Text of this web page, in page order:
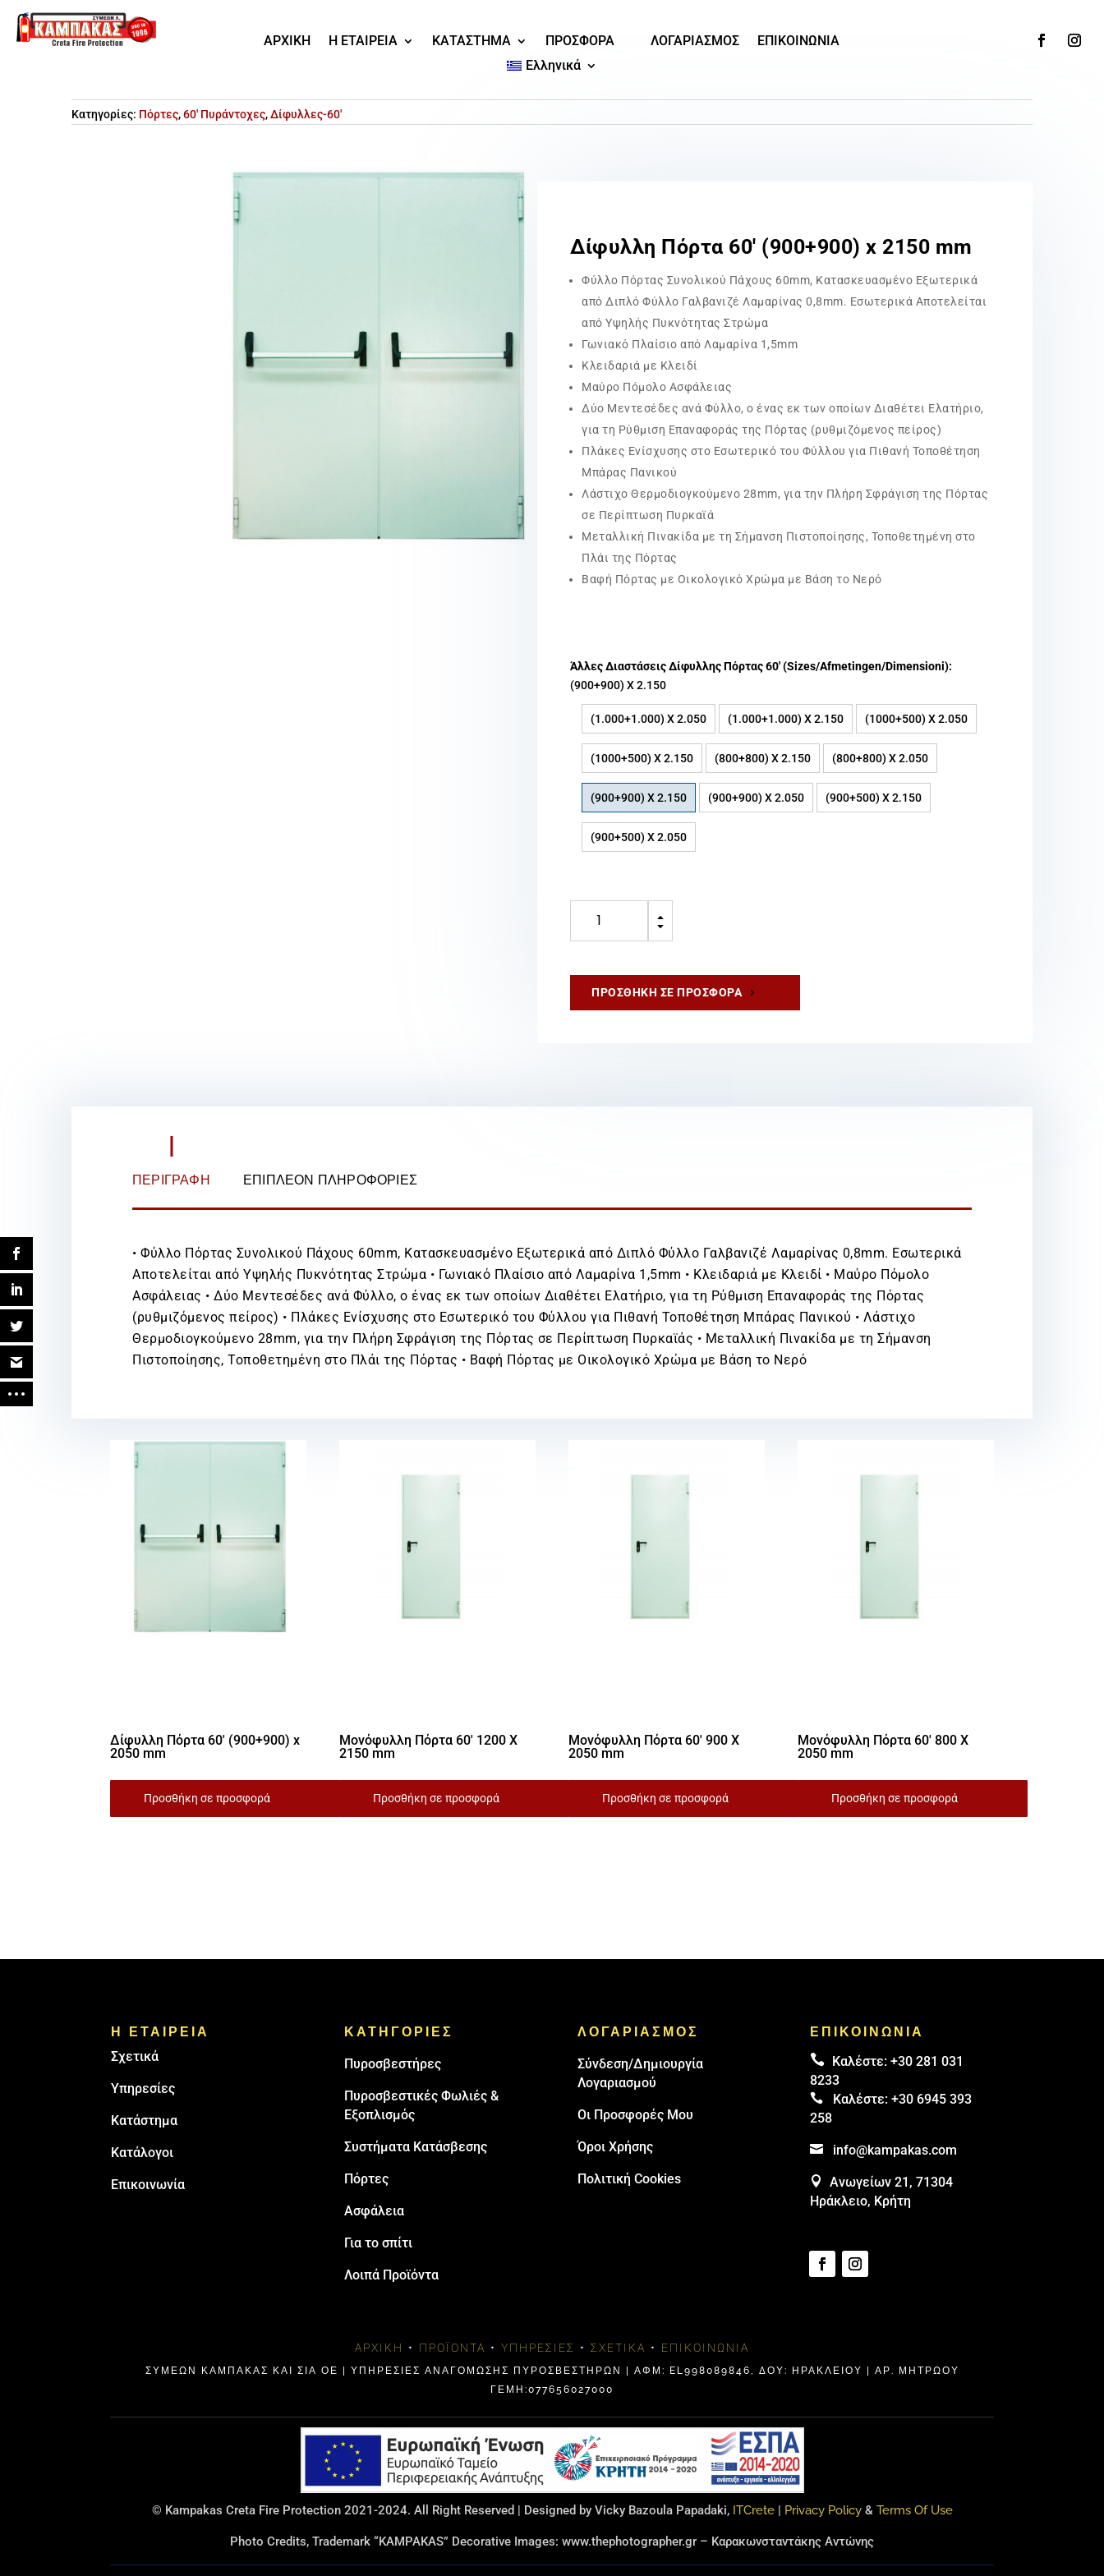
ΑΡΧΙΚΗ Η ΕΤΑΙΡΕΙΑ ΚΑΤΑΣΤΗΜΑ ΠΡΟΣΦΟΡΑ ΛΟΓΑΡΙΑΣΜΟΣ
ΕΠΙΚΟΙΝΩΝΙΑ
Ελληνικά
Κατηγορίες: Πόρτες,60' Πυράντοχες,Δίφυλλες-60'
Δίφυλλη Πόρτα 60′ (900+900) x 2150 mm
Φύλλο Πόρτας Συνολικού Πάχους 60mm, Κατασκευασμένο Εξωτερικά
από Διπλό Φύλλο Γαλβανιζέ Λαμαρίνας 0,8mm. Εσωτερικά Αποτελείται
από Υψηλής Πυκνότητας Στρώμα
Γωνιακό Πλαίσιο από Λαμαρίνα 1,5mm
Κλειδαριά με Κλειδί
Μαύρο Πόμολο Ασφάλειας
Δύο Μεντεσέδες ανά Φύλλο, ο ένας εκ των οποίων Διαθέτει Ελατήριο,
για τη Ρύθμιση Επαναφοράς της Πόρτας (ρυθμιζόμενος πείρος)
Πλάκες Ενίσχυσης στο Εσωτερικό του Φύλλου για Πιθανή Τοποθέτηση
Μπάρας Πανικού
Λάστιχο Θερμοδιογκούμενο 28mm, για την Πλήρη Σφράγιση της Πόρτας
σε Περίπτωση Πυρκαϊά
Μεταλλική Πινακίδα με τη Σήμανση Πιστοποίησης, Τοποθετημένη στο
Πλάι της Πόρτας
Βαφή Πόρτας με Οικολογικό Χρώμα με Βάση το Νερό
Άλλες Διαστάσεις Δίφυλλης Πόρτας 60′ (Sizes/Afmetingen/Dimensioni):
(900+900) X 2.150
(1.000+1.000) X 2.050 (1.000+1.000) X 2.150 (1000+500) X 2.050
(1000+500) X 2.150 (800+800) X 2.150 (800+800) X 2.050
(900+900) X 2.150 (900+900) X 2.050 (900+500) X 2.150
(900+500) X 2.050
Πόρτα
B
C
ΠΡΟΣΘΉΚΗ ΣΕ ΠΡΟΣΦΟΡΆ
ΠΕΡΙΓΡΑΦΉ ΕΠΙΠΛΈΟΝ ΠΛΗΡΟΦΟΡΊΕΣ
• Φύλλο Πόρτας Συνολικού Πάχους 60mm, Κατασκευασμένο Εξωτερικά από Διπλό Φύλλο Γαλβανιζέ Λαμαρίνας 0,8mm. Εσωτερικά
Αποτελείται από Υψηλής Πυκνότητας Στρώμα • Γωνιακό Πλαίσιο από Λαμαρίνα 1,5mm • Κλειδαριά με Κλειδί • Μαύρο Πόμολο
Ασφάλειας • Δύο Μεντεσέδες ανά Φύλλο, ο ένας εκ των οποίων Διαθέτει Ελατήριο, για τη Ρύθμιση Επαναφοράς της Πόρτας
(ρυθμιζόμενος πείρος) • Πλάκες Ενίσχυσης στο Εσωτερικό του Φύλλου για Πιθανή Τοποθέτηση Μπάρας Πανικού • Λάστιχο
Θερμοδιογκούμενο 28mm, για την Πλήρη Σφράγιση της Πόρτας σε Περίπτωση Πυρκαϊάς • Μεταλλική Πινακίδα με τη Σήμανση
Πιστοποίησης, Τοποθετημένη στο Πλάι της Πόρτας • Βαφή Πόρτας με Οικολογικό Χρώμα με Βάση το Νερό
Δίφυλλη Πόρτα 60′ (900+900) x
2050 mm
Προσθήκη σε προσφορά
Μονόφυλλη Πόρτα 60′ 1200 X
2150 mm
Προσθήκη σε προσφορά
Μονόφυλλη Πόρτα 60′ 900 X
2050 mm
Προσθήκη σε προσφορά
Μονόφυλλη Πόρτα 60′ 800 X
2050 mm
Προσθήκη σε προσφορά
Η ΕΤΑΙΡΕΙΑ
Σχετικά
Υπηρεσίες
Κατάστημα
Κατάλογοι
Επικοινωνία
ΚΑΤΗΓΟΡΙΕΣ
Πυρoσβεστήρες
Πυροσβεστικές Φωλιές &
Εξοπλισμός
Συστήματα Κατάσβεσης
Πόρτες
Ασφάλεια
Για το σπίτι
Λοιπά Προϊόντα
ΛΟΓΑΡΙΑΣΜΟΣ
Σύνδεση/Δημιουργία
Λογαριασμού
Οι Προσφορές Μου
Όροι Χρήσης
Πολιτική Cookies
ΕΠΙΚΟΙΝΩΝΙΑ
 Καλέστε:+30 281 031
8233
 Καλέστε:+30 6945 393
258
 info@kampakas.com
 Ανωγείων 21, 71304
Ηράκλειο, Κρήτη
ΑΡΧΙΚΉ • ΠΡΟΪΌΝΤΑ • ΥΠΗΡΕΣΊΕΣ • ΣΧΕΤΙΚΆ • ΕΠΙΚΟΙΝΩΝΊΑ
ΣΥΜΕΩΝ ΚΑΜΠΑΚΑΣ ΚΑΙ ΣΙΑ ΟΕ | ΥΠΗΡΕΣΙΕΣ ΑΝΑΓΟΜΩΣΗΣ ΠΥΡΟΣΒΕΣΤΗΡΩΝ | ΑΦΜ: EL998089846, ΔΟΥ: ΗΡΑΚΛΕΊΟΥ | ΑΡ. ΜΗΤΡΩΟΥ
ΓΕΜΗ:077656027000
© Kampakas Creta Fire Protection 2021-2024. All Right Reserved | Designed by Vicky Bazoula Papadaki, ITCrete| Privacy Policy& Terms Of Use
Photo Credits, Trademark “KAMPAKAS” Decorative Images: www.thephotographer.gr – Καρακωνσταντάκης Αντώνης